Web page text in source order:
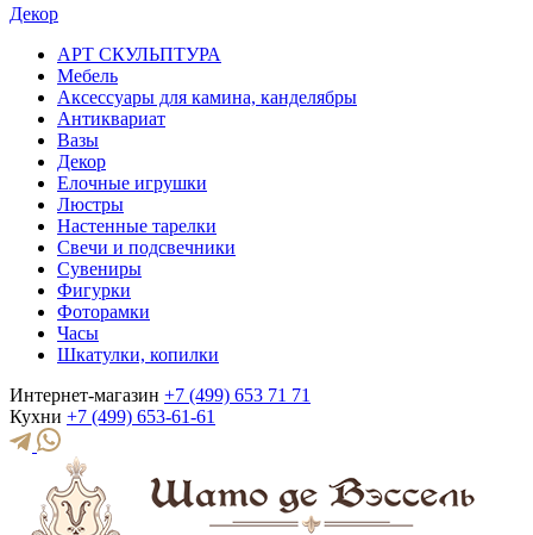
Декор
АРТ СКУЛЬПТУРА
Мебель
Аксессуары для камина, канделябры
Антиквариат
Вазы
Декор
Елочные игрушки
Люстры
Настенные тарелки
Свечи и подсвечники
Сувениры
Фигурки
Фоторамки
Часы
Шкатулки, копилки
Интернет-магазин +7 (499) 653 71 71
Кухни +7 (499) 653-61-61